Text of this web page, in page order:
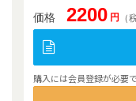
価格 2200 円 （
購入には会員登録が必要